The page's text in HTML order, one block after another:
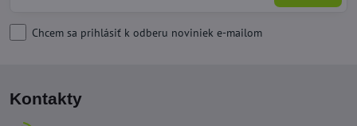
Chcem sa prihlásiť k odberu noviniek e-mailom
Kontakty